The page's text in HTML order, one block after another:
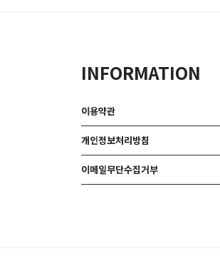
INFORMATION
이용약관
개인정보처리방침
이메일무단수집거부